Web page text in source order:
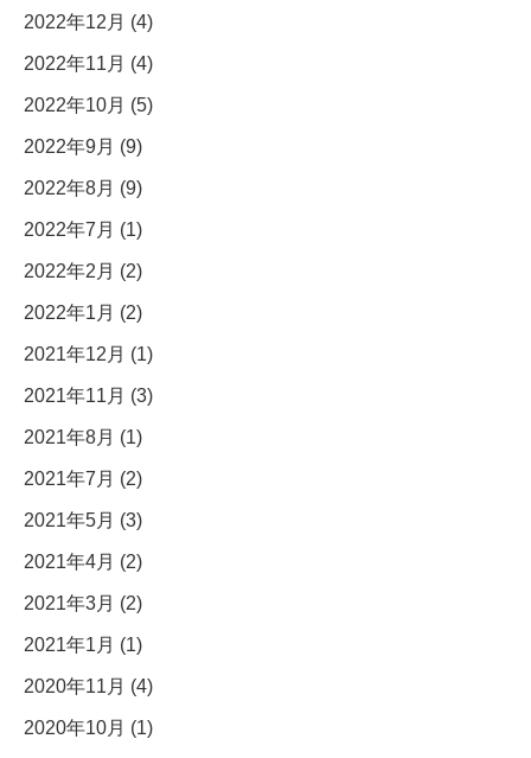
2022年12月 (4)
2022年11月 (4)
2022年10月 (5)
2022年9月 (9)
2022年8月 (9)
2022年7月 (1)
2022年2月 (2)
2022年1月 (2)
2021年12月 (1)
2021年11月 (3)
2021年8月 (1)
2021年7月 (2)
2021年5月 (3)
2021年4月 (2)
2021年3月 (2)
2021年1月 (1)
2020年11月 (4)
2020年10月 (1)